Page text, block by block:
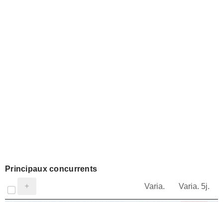
Principaux concurrents
Varia. Varia. 5j.